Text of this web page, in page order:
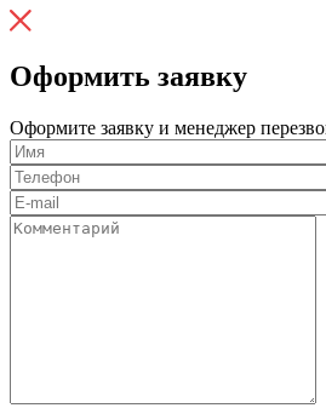
Оформить заявку
Оформите заявку и менеджер